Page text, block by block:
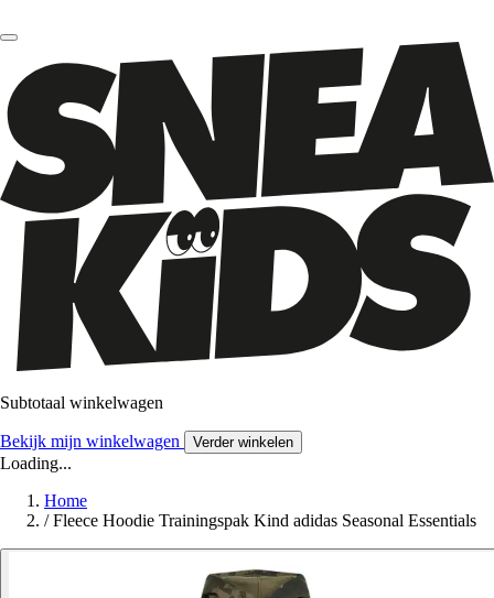
Subtotaal winkelwagen
Bekijk mijn winkelwagen Verder winkelen
Loading...
Home
/ Fleece Hoodie Trainingspak Kind adidas Seasonal Essentials